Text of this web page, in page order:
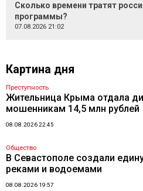
Сколько времени тратят
программы?
07.08.2026 21:02
Картина дня
Преступность
Жительница Крыма отдала
мошенникам 14,5 млн рублей
08.08.2026 22:45
Общество
В Севастополе создали
реками и водоемами
08.08.2026 19:57